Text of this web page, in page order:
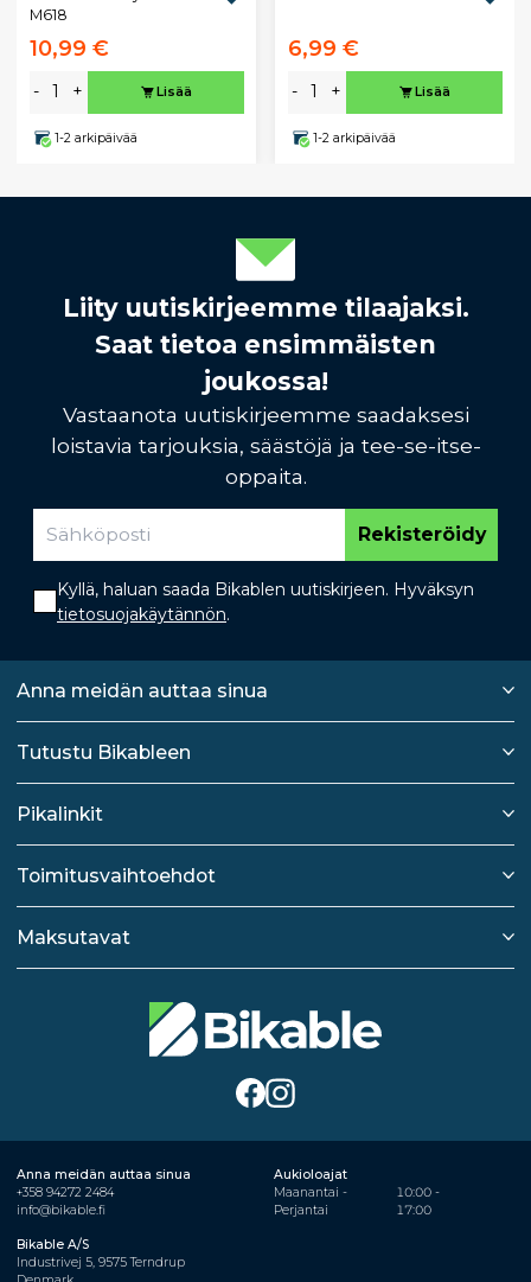
M618
10,99 €
- + Lisää
1-2 arkipäivää
6,99 €
- + Lisää
1-2 arkipäivää
Liity uutiskirjeemme tilaajaksi.
Saat tietoa ensimmäisten
joukossa!
Vastaanota uutiskirjeemme saadaksesi
loistavia tarjouksia, säästöjä ja tee-se-itse-
oppaita.
Rekisteröidy
Kyllä, haluan saada Bikablen uutiskirjeen. Hyväksyn
tietosuojakäytännön.
Anna meidän auttaa sinua
Tutustu Bikableen
Pikalinkit
Toimitusvaihtoehdot
Maksutavat
Anna meidän auttaa sinua
+358 94272 2484
info@bikable.fi
Aukioloajat
Maanantai -
Perjantai
10:00 -
17:00
Bikable A/S
Industrivej 5, 9575 Terndrup